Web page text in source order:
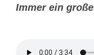
Immer ein